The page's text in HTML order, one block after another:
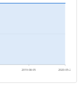
2019-08-05 2020-05-26